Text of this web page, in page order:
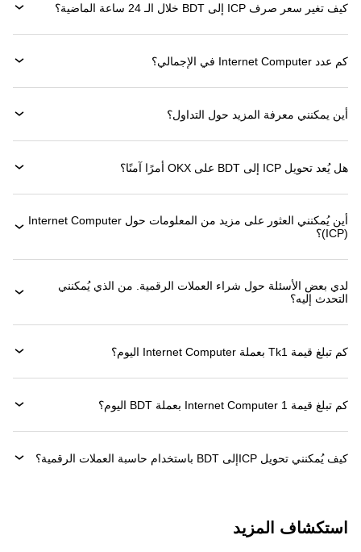
كيف تغير سعر صرف ICP إلى BDT خلال الـ 24 ساعة الماضية؟
كم عدد Internet Computer في الإجمالي؟
أين يمكنني معرفة المزيد حول التداول؟
هل يُعد تحويل ICP إلى BDT على OKX أمرًا آمنًا؟
أين يُمكنني العثور على مزيد من المعلومات حول ‏Internet Computer
(‏ICP)؟
لدي بعض الأسئلة حول شراء العملات الرقمية. من الذي يُمكنني
التحدث إليه؟
كم تبلغ قيمة 1‏Tk بعملة ‏Internet Computer اليوم؟
كم تبلغ قيمة 1 ‏Internet Computer بعملة ‏BDT اليوم؟
كيف يُمكنني تحويل ‏ICPإلى ‏BDT باستخدام حاسبة العملات الرقمية؟
استكشاف المزيد